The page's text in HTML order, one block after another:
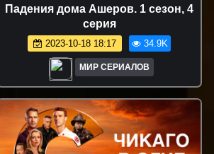
Падения дома Ашеров. 1 сезон, 4
серия
2023-10-18 18:17 34.9K
МИР СЕРИАЛОВ